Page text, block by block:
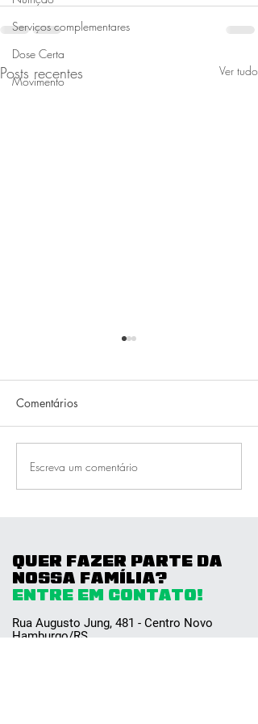
Serviços complementares
Dose Certa
Movimento
Posts recentes Ver tudo
Ritmos
Comentários
Escreva um comentário
QUER FAZER PARTE DA
NOSSA FAMÍLIA?
ENTRE EM CONTATO!
Rua Augusto Jung, 481 - Centro Novo
Hamburgo/RS